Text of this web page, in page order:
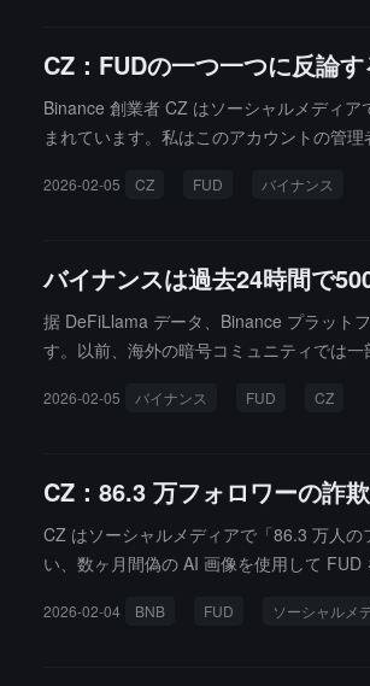
CZ：FUDの一つ一つに反論
Binance 創業者 CZ はソーシャルメディ
まれています。私はこのアカウントの管
た。私はそれがあまりにも明らかに偽物
2026-02-05 CZ FUD バイナンス
バイナンスは過去24時間で
据 DeFiLlama データ、Binance プラット
す。以前、海外の暗号コミュニティでは
ト "Wei 威" が潜在的な詐欺師である」と
2026-02-05 バイナンス FUD CZ
CZ：86.3 万フォロワーの詐
CZ はソーシャルメディアで「86.3 万人
い、数ヶ月間偽の AI 画像を使用して
だけを投稿していました。そして 2015 年
2026-02-04 BNB FUD ソーシャルメ